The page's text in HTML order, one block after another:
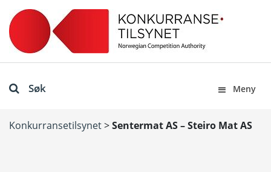
Søk Meny
Konkurransetilsynet>Sentermat AS – Steiro Mat AS